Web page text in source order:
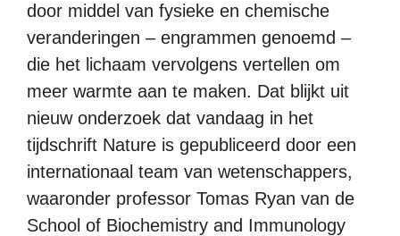
door middel van fysieke en chemische
veranderingen – engrammen genoemd –
die het lichaam vervolgens vertellen om
meer warmte aan te maken. Dat blijkt uit
nieuw onderzoek dat vandaag in het
tijdschrift Nature is gepubliceerd door een
internationaal team van wetenschappers,
waaronder professor Tomas Ryan van de
School of Biochemistry and Immunology